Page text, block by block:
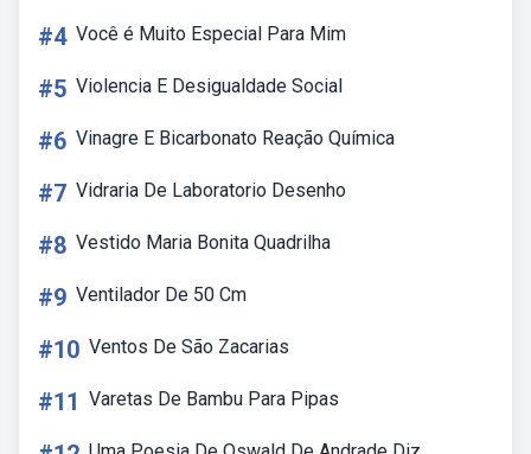
#4 Você é Muito Especial Para Mim
#5 Violencia E Desigualdade Social
#6 Vinagre E Bicarbonato Reação Química
#7 Vidraria De Laboratorio Desenho
#8 Vestido Maria Bonita Quadrilha
#9 Ventilador De 50 Cm
#10 Ventos De São Zacarias
#11 Varetas De Bambu Para Pipas